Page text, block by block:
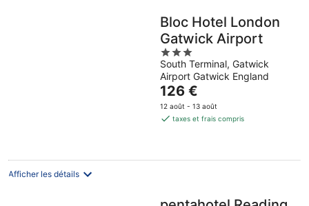
Bloc Hotel London
Gatwick Airport
3
out
of
5
South Terminal, Gatwick
Airport Gatwick England
Le
prix
est
par
126 €
12 août - 13 août
taxes et frais compris
Afficher les détails